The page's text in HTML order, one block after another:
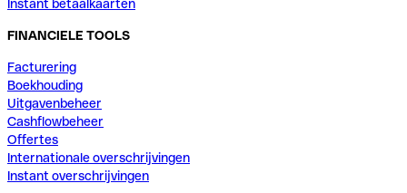
Instant betaalkaarten
FINANCIELE TOOLS
Facturering
Boekhouding
Uitgavenbeheer
Cashflowbeheer
Offertes
Internationale overschrijvingen
Instant overschrijvingen